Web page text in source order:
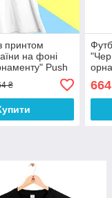
принтом
на фоні
Push
₴ 664